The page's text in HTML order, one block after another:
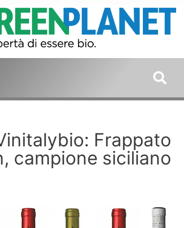
Frappato
campione siciliano